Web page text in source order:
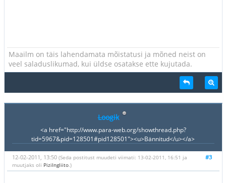
Maailm on täis lahendamata mõistatusi ja mõned neist on
veel saladuslikumad, kui üldse osatakse ette kujutada.
Loogik
<a href="http://www.para-web.org/showthread.php?
tid=5967&pid=128501#pid128501"><u>Bännitud</u></a>
#3
12-02-2011, 13:50 (Seda postitust muudeti viimati: 13-02-2011, 16:51 ja
muutjaks oli PiziIngliito.)